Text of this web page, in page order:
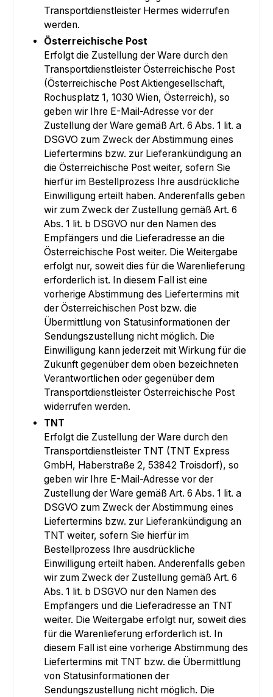
Transportdienstleister Hermes widerrufen
werden.
Österreichische Post
Erfolgt die Zustellung der Ware durch den
Transportdienstleister Österreichische Post
(Österreichische Post Aktiengesellschaft,
Rochusplatz 1, 1030 Wien, Österreich), so
geben wir Ihre E-Mail-Adresse vor der
Zustellung der Ware gemäß Art. 6 Abs. 1 lit. a
DSGVO zum Zweck der Abstimmung eines
Liefertermins bzw. zur Lieferankündigung an
die Österreichische Post weiter, sofern Sie
hierfür im Bestellprozess Ihre ausdrückliche
Einwilligung erteilt haben. Anderenfalls geben
wir zum Zweck der Zustellung gemäß Art. 6
Abs. 1 lit. b DSGVO nur den Namen des
Empfängers und die Lieferadresse an die
Österreichische Post weiter. Die Weitergabe
erfolgt nur, soweit dies für die Warenlieferung
erforderlich ist. In diesem Fall ist eine
vorherige Abstimmung des Liefertermins mit
der Österreichischen Post bzw. die
Übermittlung von Statusinformationen der
Sendungszustellung nicht möglich. Die
Einwilligung kann jederzeit mit Wirkung für die
Zukunft gegenüber dem oben bezeichneten
Verantwortlichen oder gegenüber dem
Transportdienstleister Österreichische Post
widerrufen werden.
TNT
Erfolgt die Zustellung der Ware durch den
Transportdienstleister TNT (TNT Express
GmbH, Haberstraße 2, 53842 Troisdorf), so
geben wir Ihre E-Mail-Adresse vor der
Zustellung der Ware gemäß Art. 6 Abs. 1 lit. a
DSGVO zum Zweck der Abstimmung eines
Liefertermins bzw. zur Lieferankündigung an
TNT weiter, sofern Sie hierfür im
Bestellprozess Ihre ausdrückliche
Einwilligung erteilt haben. Anderenfalls geben
wir zum Zweck der Zustellung gemäß Art. 6
Abs. 1 lit. b DSGVO nur den Namen des
Empfängers und die Lieferadresse an TNT
weiter. Die Weitergabe erfolgt nur, soweit dies
für die Warenlieferung erforderlich ist. In
diesem Fall ist eine vorherige Abstimmung des
Liefertermins mit TNT bzw. die Übermittlung
von Statusinformationen der
Sendungszustellung nicht möglich. Die